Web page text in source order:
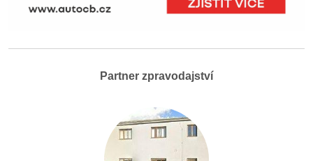
Partner zpravodajství